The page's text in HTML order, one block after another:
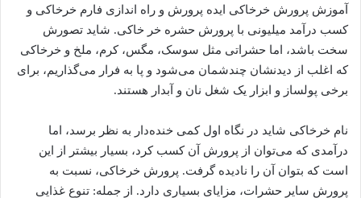
آموزش پرورش خرخاکی ایده پرورش و راه اندازی فارم خرخاکی و
کسب درآمد میلیونی با پرورش حشره خر خاکی. شاید تصورش
سخت باشد، اما حشراتی مثل سوسک، مگس، کرم، ملخ و خرخاکی
که اغلب از دیدنشان چندشمان می‌شود و پا به فرار می‌گذاریم، برای
برخی پولساز و ابزار یک شغل نان و آبدار هستند.
نام خرخاکی شاید در نگاه اول کمی خنده‌دار به نظر برسد، اما
درآمدی که می‌توان از پرورش آن کسب کرد، بسیار بیشتر از این
است که بتوان آن را نادیده گرفت. پرورش خرخاکی، نسبت به
پرورش سایر حشرات، مزایای بسیاری دارد. از جمله: تنوع غذایی